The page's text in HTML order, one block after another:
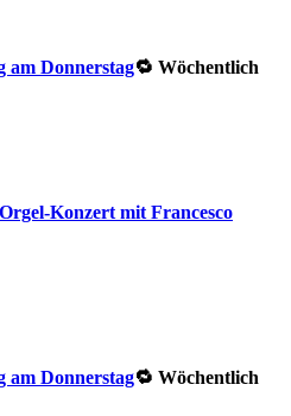
am Donnerstag🔁 Wöchentlich
Konzert mit Francesco
am Donnerstag🔁 Wöchentlich